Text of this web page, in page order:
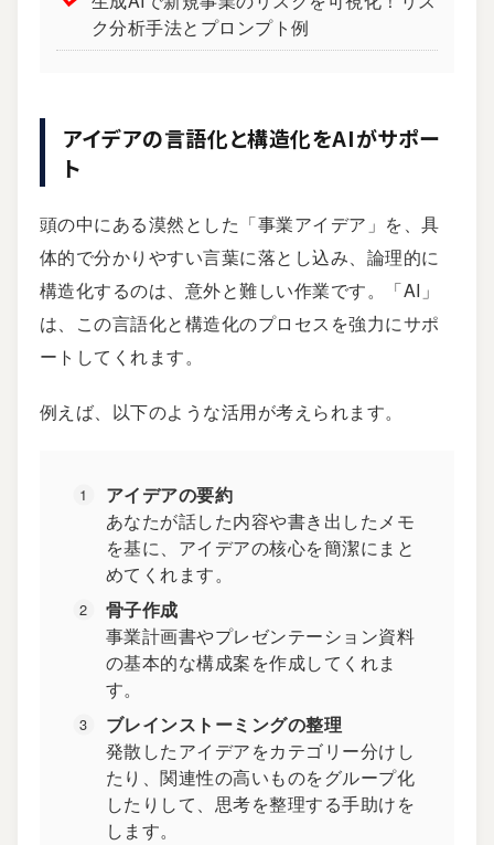
ク分析手法とプロンプト例
アイデアの言語化と構造化をAIがサポー
ト
頭の中にある漠然とした「事業アイデア」を、具
体的で分かりやすい言葉に落とし込み、論理的に
構造化するのは、意外と難しい作業です。「AI」
は、この言語化と構造化のプロセスを強力にサポ
ートしてくれます。
例えば、以下のような活用が考えられます。
アイデアの要約
あなたが話した内容や書き出したメモ
を基に、アイデアの核心を簡潔にまと
めてくれます。
骨子作成
事業計画書やプレゼンテーション資料
の基本的な構成案を作成してくれま
す。
ブレインストーミングの整理
発散したアイデアをカテゴリー分けし
たり、関連性の高いものをグループ化
したりして、思考を整理する手助けを
します。